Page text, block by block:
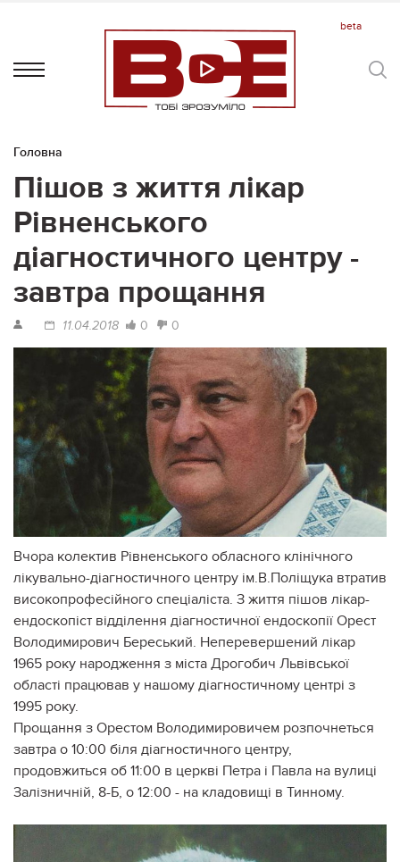
Головна
Пішов з життя лікар
Рівненського
діагностичного центру -
завтра прощання
11.04.2018 0 0
Вчора колектив Рівненського обласного клінічного
лікувально-діагностичного центру ім.В.Поліщука втратив
високопрофесійного спеціаліста. З життя пішов лікар-
ендоскопіст відділення діагностичної ендоскопії Орест
Володимирович Береський. Неперевершений лікар
1965 року народження з міста Дрогобич Львівської
області працював у нашому діагностичному центрі з
1995 року.
Прощання з Орестом Володимировичем розпочнеться
завтра о 10:00 біля діагностичного центру,
продовжиться об 11:00 в церкві Петра і Павла на вулиці
Залізничній, 8-Б, о 12:00 - на кладовищі в Тинному.